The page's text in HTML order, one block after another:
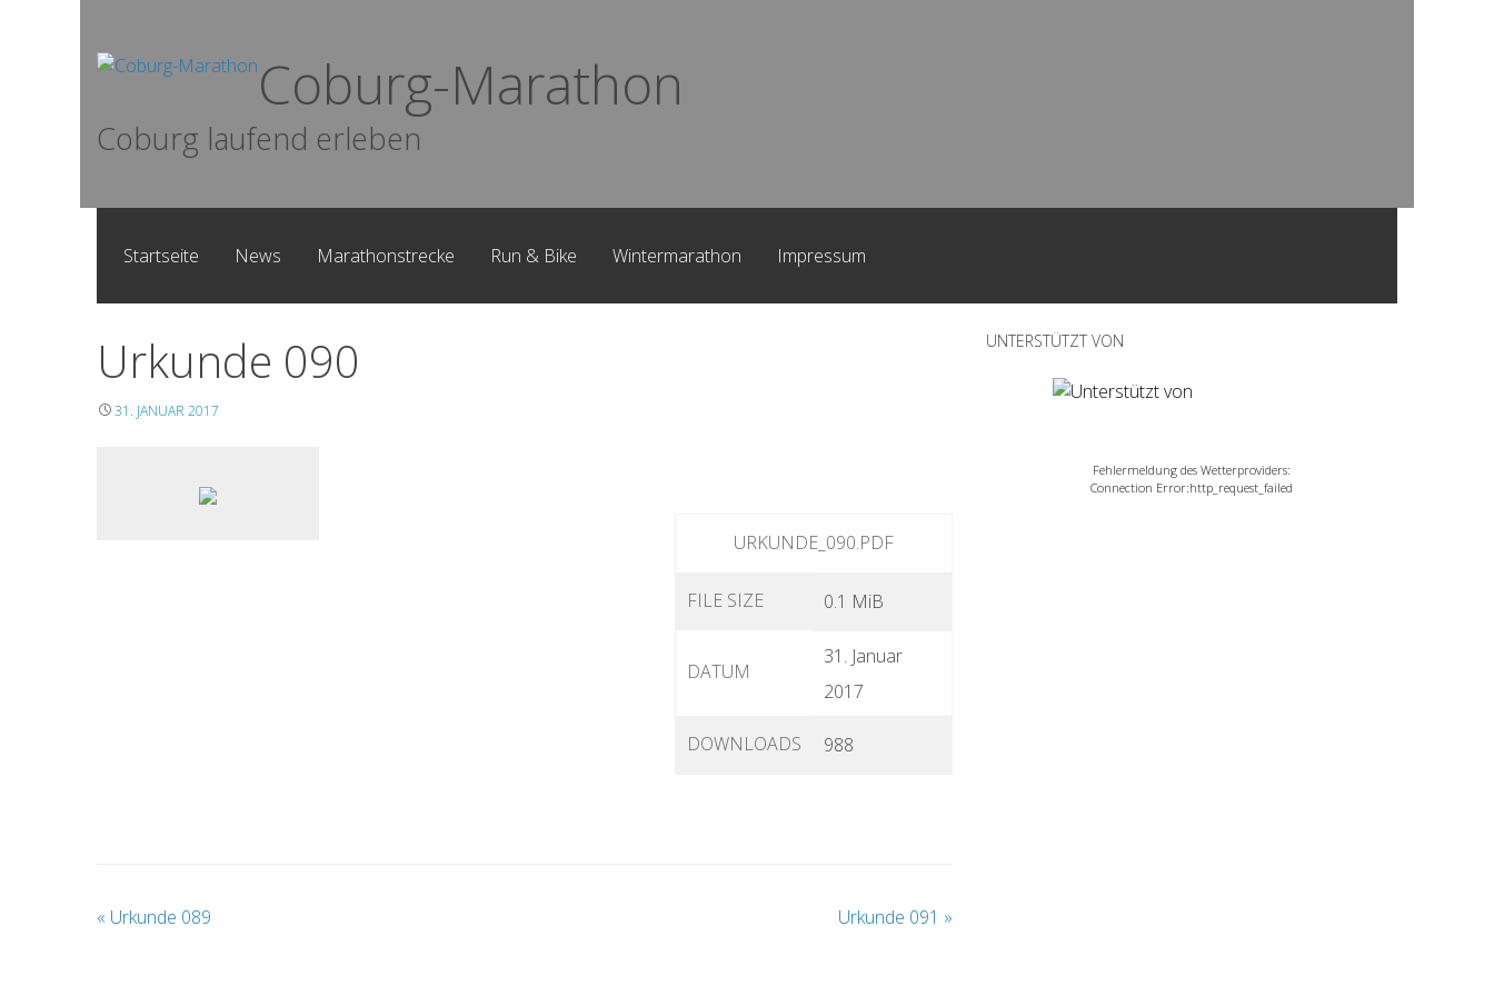
Coburg-Marathon
Coburg laufend erleben
Startseite News Marathonstrecke Run & Bike Wintermarathon Impressum
Urkunde 090
31. JANUAR 2017
URKUNDE_090.PDF
FILE SIZE 0.1 MiB
DATUM
31. Januar
2017
DOWNLOADS 988
« Urkunde 089 Urkunde 091 »
UNTERSTÜTZT VON
Fehlermeldung des Wetterproviders:
Connection Error:http_request_failed